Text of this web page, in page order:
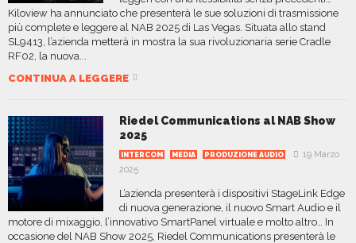
Kiloview ha annunciato che presenterà le sue soluzioni di trasmissione
più complete e leggere al NAB 2025 di Las Vegas. Situata allo stand
SL9413, l’azienda metterà in mostra la sua rivoluzionaria serie Cradle
RF02, la nuova...
CONTINUA A LEGGERE
Riedel Communications al NAB Show
2025
INTERCOM MEDIA PRODUZIONE AUDIO
19 Marzo
2025
L’azienda presenterà i dispositivi StageLink Edge
di nuova generazione, il nuovo Smart Audio e il
motore di mixaggio, l’innovativo SmartPanel virtuale e molto altro… In
occasione del NAB Show 2025, Riedel Communications presenterà le